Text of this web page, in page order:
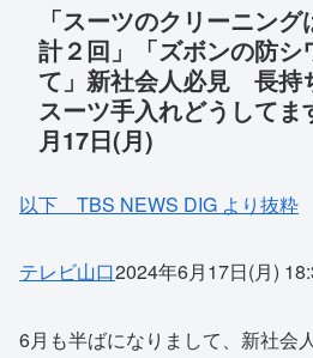
「スーツのクリーニン
計２回」「ズボンの防シ
て」新社会人必見 長持
スーツ手入れどうして
月17日(月)
以下 TBS NEWS DIG より抜粋
テレビ山口2024年6月17日(月)
6月も半ばになりまして、新社会